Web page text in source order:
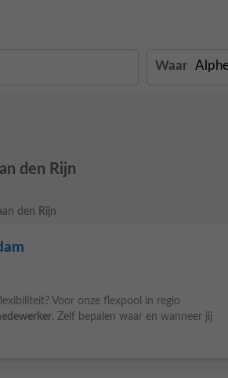
Waar
den Rijn
den Rijn
Voor onze flexpool in regio
. Zelf bepalen waar en wanneer jij